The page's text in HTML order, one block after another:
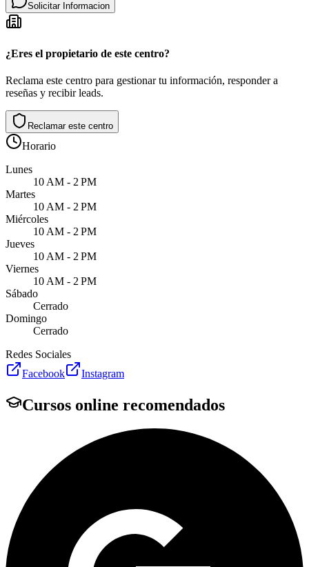
Solicitar Informacion
¿Eres el propietario de este centro?
Reclama este centro para gestionar tu información, responder a
reseñas y recibir leads.
Reclamar este centro
Horario
Lunes
10 AM - 2 PM
Martes
10 AM - 2 PM
Miércoles
10 AM - 2 PM
Jueves
10 AM - 2 PM
Viernes
10 AM - 2 PM
Sábado
Cerrado
Domingo
Cerrado
Redes Sociales
Facebook
Instagram
Cursos online recomendados